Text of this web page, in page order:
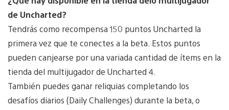
de Uncharted?
Tendrás como recompensa 150 puntos Uncharted la
primera vez que te conectes a la beta. Estos puntos
pueden canjearse por una variada cantidad de ítems en la
tienda del multijugador de Uncharted 4.
También puedes ganar reliquias completando los
desafíos diarios (Daily Challenges) durante la beta, o